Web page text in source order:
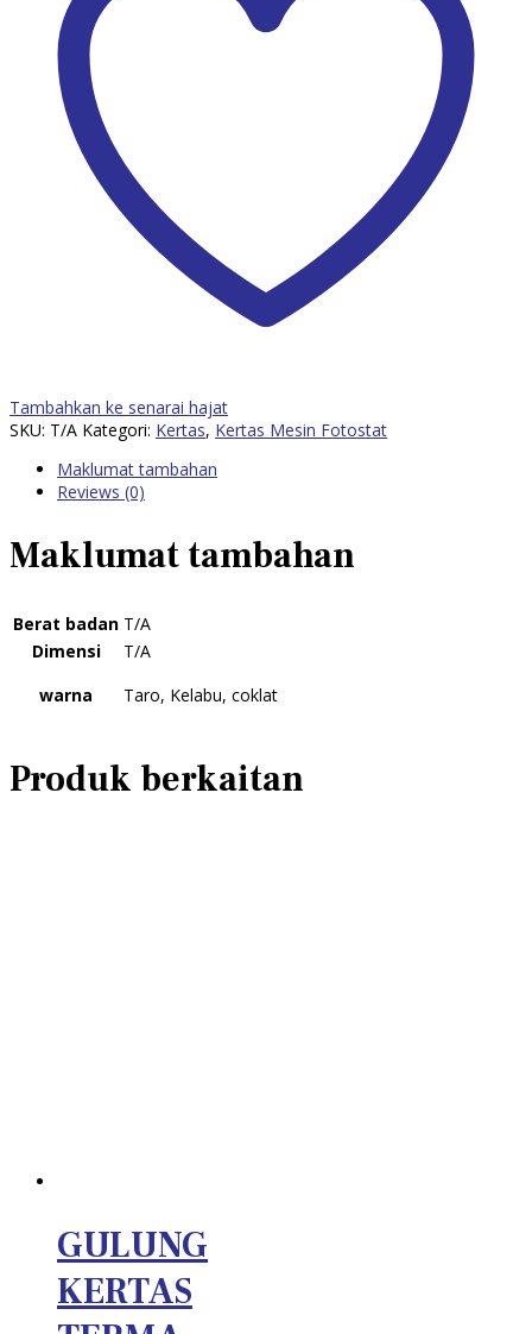
Tambahkan ke senarai hajat
SKU: T/A Kategori: Kertas, Kertas Mesin Fotostat
Maklumat tambahan
Reviews (0)
Maklumat tambahan
Berat badan T/A
Dimensi
T/A
warna
Taro, Kelabu, coklat
Produk berkaitan
GULUNG
KERTAS